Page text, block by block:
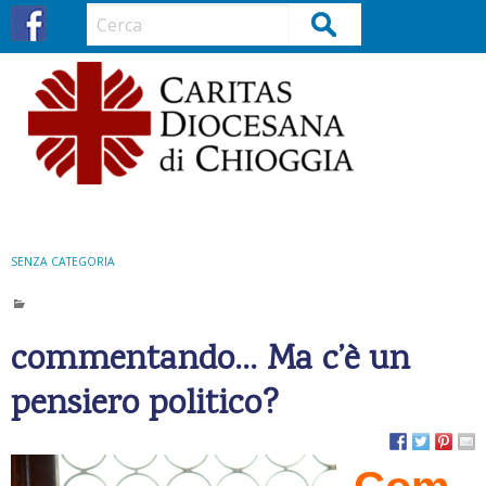
Cerca
SENZA CATEGORIA
commentando… Ma c’è un
pensiero politico?